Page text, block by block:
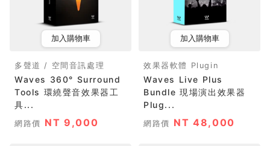
加入購物車
多聲道 / 空間音訊處理
Waves 360° Surround
Tools 環繞聲音效果器工
具...
網路價 NT 9,000
加入購物車
效果器軟體 Plugin
Waves Live Plus
Bundle 現場演出效果器
Plug...
網路價 NT 48,000